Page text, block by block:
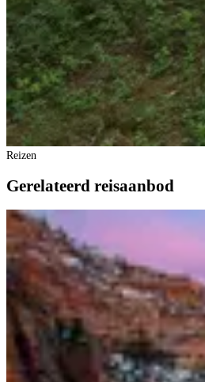
Reizen
Gerelateerd reisaanbod